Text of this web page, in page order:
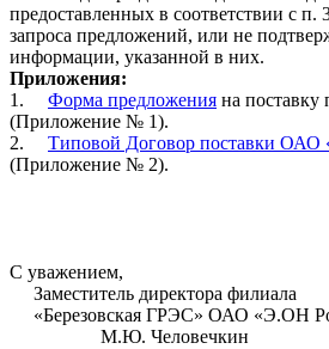
предоставленных в соответствии с п.
запроса предложений, или не
информации, указанной в них.
Приложения:
1.
Форма предложения на поставку
(Приложение № 1).
2.
Типовой Договор поставки ОАО
(Приложение № 2).
С уважением,
Заместитель директора филиала
«Березовская ГРЭС» ОАО «Э.ОН
M.Ю. Человечкин